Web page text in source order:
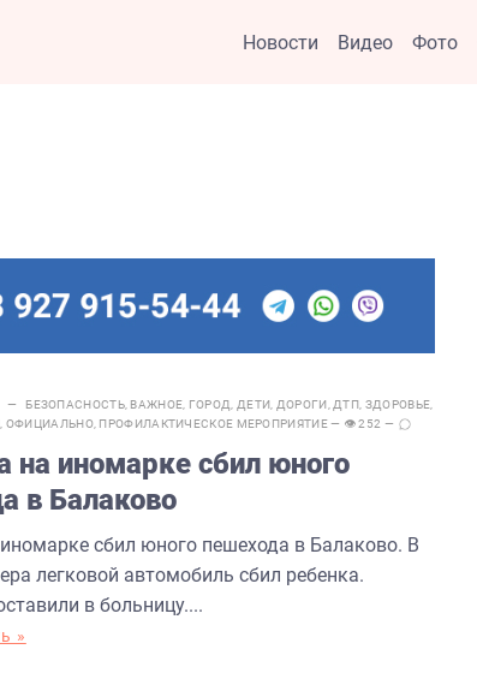
Новости Видео Фото
— БЕЗОПАСНОСТЬ, ВАЖНОЕ ГОРОД ДЕТИ ДОРОГИ ДТП ЗДОРОВЬЕ
ОФИЦИАЛЬНО, ПРОФИЛАКТИЧЕСКОЕ МЕРОПРИЯТИЕ— 👁 252 —
на иномарке сбил юного
в Балаково
сбил юного пешехода в Балаково. В
легковой автомобиль сбил ребенка.
в больницу....
»